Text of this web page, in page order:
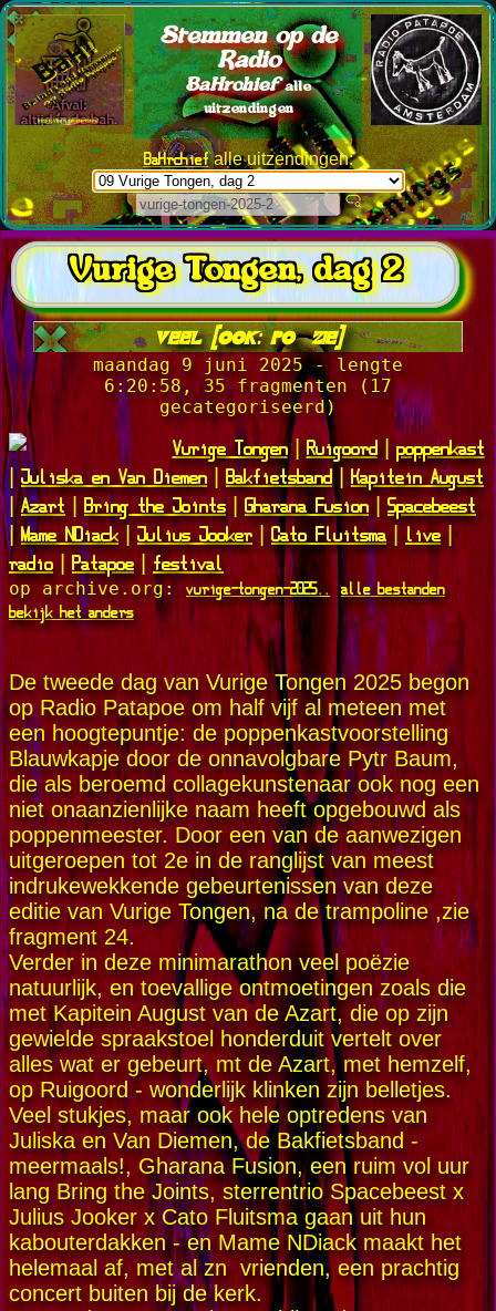
Stemmen op de
Radio
BaHrchief alle
uitzendingen
BaHrchiefalle uitzendingen:
Vurige Tongen, dag 2
veel [ook: poëzie]
maandag 9 juni 2025 - lengte
6:20:58, 35 fragmenten (17
gecategoriseerd)
Vurige Tongen|Ruigoord|poppenkast
|Juliska en Van Diemen| Bakfietsband| Kapitein August
|Azart Bring the Joints|Gharana Fusion| Spacebeest
| Mame NDiack| Julius Jooker| Cato Fluitsma| live|
radio Patapoe|festival
op archive.org: vurige-tongen-2025.. alle bestanden
bekijk het anders
De tweede dag van Vurige Tongen 2025 begon
op Radio Patapoe om half vijf al meteen met
een hoogtepuntje: de poppenkastvoorstelling
Blauwkapje door de onnavolgbare Pytr Baum,
die als beroemd collagekunstenaar ook nog een
niet onaanzienlijke naam heeft opgebouwd als
poppenmeester. Door een van de aanwezigen
uitgeroepen tot 2e in de ranglijst van meest
indrukewekkende gebeurtenissen van deze
editie van Vurige Tongen, na de trampoline ,zie
fragment 24.
Verder in deze minimarathon veel poëzie
natuurlijk, en toevallige ontmoetingen zoals die
met Kapitein August van de Azart, die op zijn
gewielde spraakstoel honderduit vertelt over
alles wat er gebeurt, mt de Azart, met hemzelf,
op Ruigoord - wonderlijk klinken zijn belletjes.
Veel stukjes, maar ook hele optredens van
Juliska en Van Diemen, de Bakfietsband -
meermaals!, Gharana Fusion, een ruim vol uur
lang Bring the Joints, sterrentrio Spacebeest x
Julius Jooker x Cato Fluitsma gaan uit hun
kabouterdakken - en Mame NDiack maakt het
helemaal af, met al zn vrienden, een prachtig
concert buiten bij de kerk.